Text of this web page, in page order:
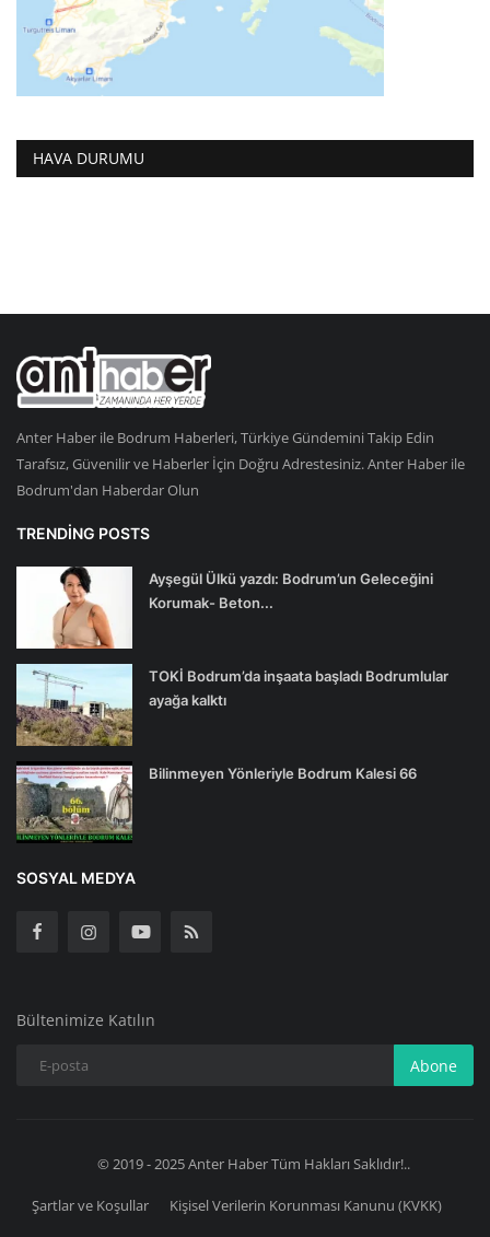
HAVA DURUMU
Anter Haber ile Bodrum Haberleri, Türkiye Gündemini Takip Edin
Tarafsız, Güvenilir ve Haberler İçin Doğru Adrestesiniz. Anter Haber ile
Bodrum'dan Haberdar Olun
TRENDING POSTS
Ayşegül Ülkü yazdı: Bodrum’un Geleceğini
Korumak- Beton...
TOKİ Bodrum’da inşaata başladı Bodrumlular
ayağa kalktı
Bilinmeyen Yönleriyle Bodrum Kalesi 66
SOSYAL MEDYA
Bültenimize Katılın
Abone
© 2019 - 2025 Anter Haber Tüm Hakları Saklıdır!..
Şartlar ve Koşullar Kişisel Verilerin Korunması Kanunu (KVKK)